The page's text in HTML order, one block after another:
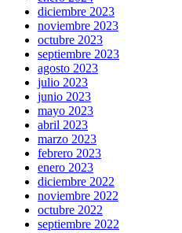
diciembre 2023
noviembre 2023
octubre 2023
septiembre 2023
agosto 2023
julio 2023
junio 2023
mayo 2023
abril 2023
marzo 2023
febrero 2023
enero 2023
diciembre 2022
noviembre 2022
octubre 2022
septiembre 2022